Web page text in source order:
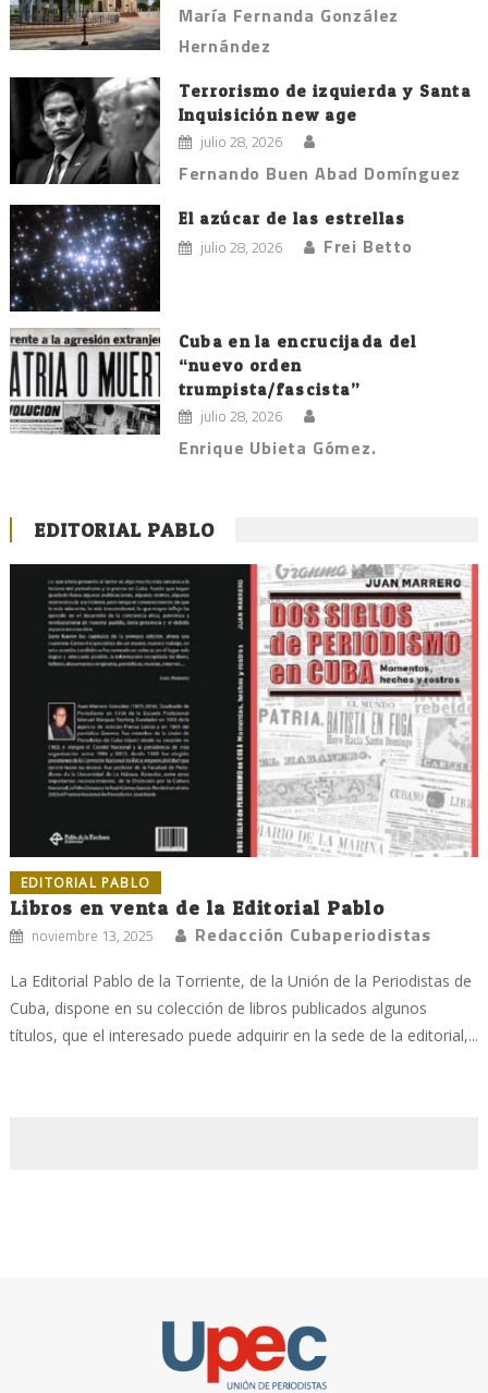
María Fernanda González
Hernández
Terrorismo de izquierda y Santa
Inquisición new age
julio 28, 2026
Fernando Buen Abad Domínguez
El azúcar de las estrellas
julio 28, 2026 Frei Betto
Cuba en la encrucijada del
“nuevo orden
trumpista/fascista”
julio 28, 2026
Enrique Ubieta Gómez.
EDITORIAL PABLO
EDITORIAL PABLO
Libros en venta de la Editorial Pablo
noviembre 13, 2025 Redacción Cubaperiodistas
La Editorial Pablo de la Torriente, de la Unión de la Periodistas de
Cuba, dispone en su colección de libros publicados algunos
títulos, que el interesado puede adquirir en la sede de la editorial,...